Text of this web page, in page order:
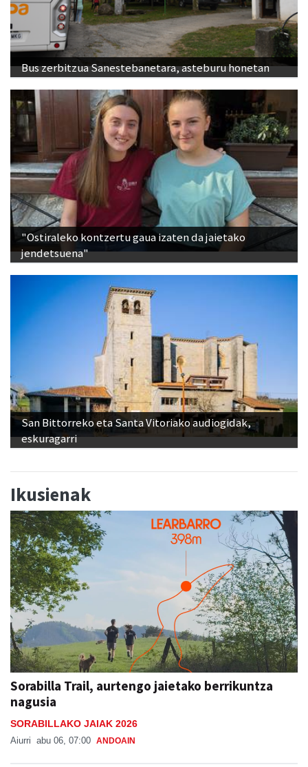
Bus zerbitzua Sanestebanetara, asteburu honetan
"Ostiraleko kontzertu gaua izaten da jaietako
jendetsuena"
San Bittorreko eta Santa Vitoriako audiogidak,
eskuragarri
Ikusienak
Sorabilla Trail, aurtengo jaietako berrikuntza
nagusia
SORABILLAKO JAIAK 2026
Aiurri abu 06, 07:00 ANDOAIN